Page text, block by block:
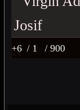
+6 / 1 / 900